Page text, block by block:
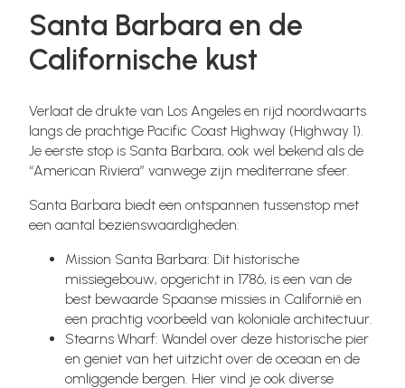
Santa Barbara en de
Californische kust
Verlaat de drukte van Los Angeles en rijd noordwaarts
langs de prachtige Pacific Coast Highway (Highway 1).
Je eerste stop is Santa Barbara, ook wel bekend als de
“American Riviera” vanwege zijn mediterrane sfeer.
Santa Barbara biedt een ontspannen tussenstop met
een aantal bezienswaardigheden:
Mission Santa Barbara: Dit historische
missiegebouw, opgericht in 1786, is een van de
best bewaarde Spaanse missies in Californië en
een prachtig voorbeeld van koloniale architectuur.
Stearns Wharf: Wandel over deze historische pier
en geniet van het uitzicht over de oceaan en de
omliggende bergen. Hier vind je ook diverse